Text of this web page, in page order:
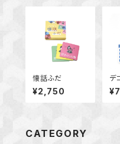
懐話ふだ
¥2,750
デ
CATEGORY